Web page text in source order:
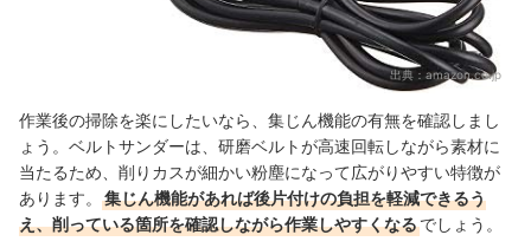
出典： amazon.co.jp
作業後の掃除を楽にしたいなら、集じん機能の有無を確認しまし
ょう。ベルトサンダーは、研磨ベルトが高速回転しながら素材に
当たるため、削りカスが細かい粉塵になって広がりやすい特徴が
あります。
集じん機能があれば後片付けの負担を軽減できるう
え、削っている箇所を確認しながら作業しやすくなるでしょう。